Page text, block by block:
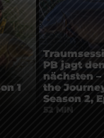
1
52 MIN
PB jagt
nächsten
the
Season 2,